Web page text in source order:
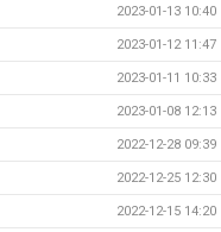
2023-01-13 10:40
2023-01-12 11:47
2023-01-11 10:33
2023-01-08 12:13
2022-12-28 09:39
2022-12-25 12:30
2022-12-15 14:20